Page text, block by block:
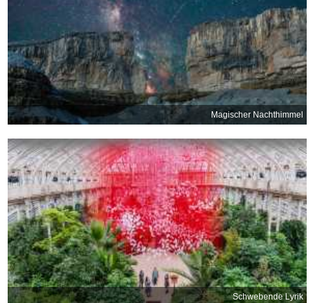
Magischer Nachthimmel
Schwebende Lyrik